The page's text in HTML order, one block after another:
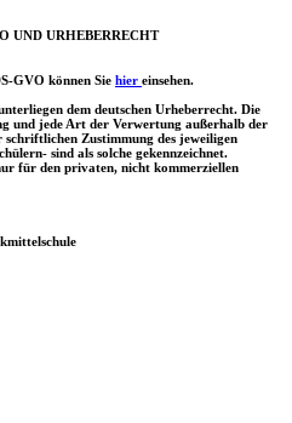
UND URHEBERRECHT
GVO können Sie hier einsehen.
dem deutschen Urheberrecht. Die
und jede Art der Verwertung außerhalb der
schriftlichen Zustimmung des jeweiligen
sind als solche gekennzeichnet.
für den privaten, nicht kommerziellen